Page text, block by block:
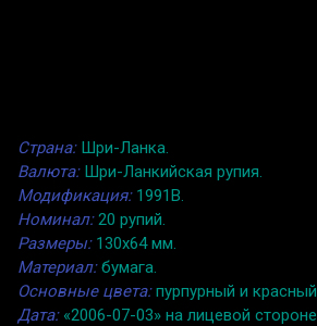
Страна:Шри-Ланка.
Валюта:Шри-Ланкийская рупия.
Модификация:1991B.
Номинал:20 рупий.
Размеры:130x64 мм.
Материал:бумага.
Основные цвета:пурпурный и красный.
Дата:«2006-07-03» на лицевой стороне.